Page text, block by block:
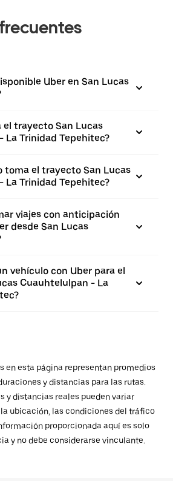
Uber en San Lucas
el trayecto San Lucas
La Trinidad Tepehitec?
toma el trayecto San Lucas
La Trinidad Tepehitec?
viajes con anticipación
desde San Lucas
vehículo con Uber para el
Cuauhtelulpan - La
en esta página representan promedios
y distancias para las rutas.
y distancias reales pueden variar
ubicación, las condiciones del tráfico
proporcionada aquí es solo
y no debe considerarse vinculante.